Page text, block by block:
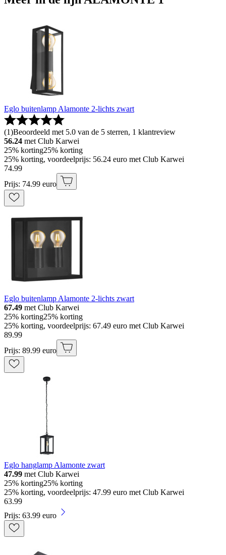
Eglo buitenlamp Alamonte 2-lichts zwart
(1)Beoordeeld met 5.0 van de 5 sterren, 1 klantreview
56.24 met Club Karwei
25% korting25% korting
25% korting, voordeelprijs: 56.24 euro met Club Karwei
74.99
Prijs: 74.99 euro
Eglo buitenlamp Alamonte 2-lichts zwart
67.49 met Club Karwei
25% korting25% korting
25% korting, voordeelprijs: 67.49 euro met Club Karwei
89.99
Prijs: 89.99 euro
Eglo hanglamp Alamonte zwart
47.99 met Club Karwei
25% korting25% korting
25% korting, voordeelprijs: 47.99 euro met Club Karwei
63.99
Prijs: 63.99 euro